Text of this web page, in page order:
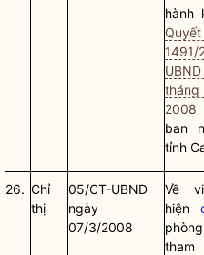
hành
1491/
2008
ban
tỉnh
26. Chỉ
thị
05/CT-UBND
ngày
07/3/2008
Về
hiện